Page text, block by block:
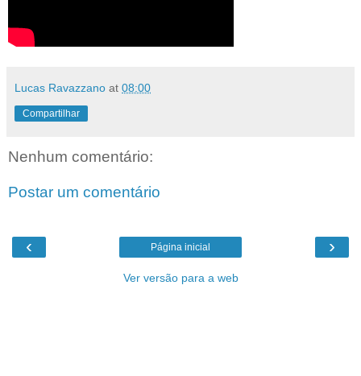
Lucas Ravazzano at 08:00
Compartilhar
Nenhum comentário:
Postar um comentário
‹ ›
Página inicial
Ver versão para a web